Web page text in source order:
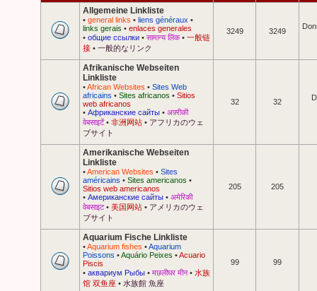
Allgemeine Linkliste
• general links • liens généraux •
links gerais • enlaces generales
• общие ссылки • सामान्य लिंक• 一般链
接 • 一般的なリンク
3249 3249
Afrikanische Webseiten
Linkliste
•African Websites • Sites Web
africains • Sites africanos • Sitios
web africanos
• Африканские сайты • अफ़्रीकी
वेबसाइटें• 非洲网站 • アフリカのウェ
ブサイト
32 32
Amerikanische Webseiten
Linkliste
•American Websites • Sites
américains • Sites americanos •
Sitios web americanos
• Американские сайты • अमेरिकी
वेबसाइट• 美国网站 • アメリカのウェ
ブサイト
205 205
Aquarium Fische Linkliste
•Aquarium fishes •Aquarium
Poissons •Aquário Peixes •Acuario
Piscis
• аквариум Рыбы • मछलीघर मीन• 水族
馆 双鱼座 • 水族館 魚座
99 99